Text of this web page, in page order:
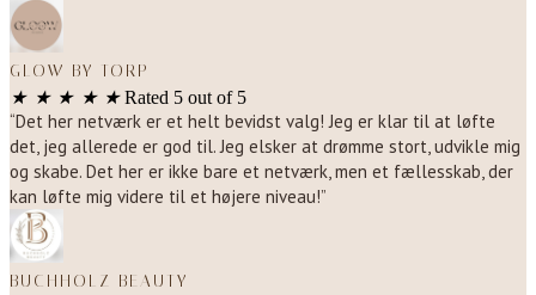
GLOW BY TORP
★ ★ ★ ★ ★ Rated 5 out of 5
“Det her netværk er et helt bevidst valg! Jeg er klar til at løfte
det, jeg allerede er god til. Jeg elsker at drømme stort, udvikle mig
og skabe. Det her er ikke bare et netværk, men et fællesskab, der
kan løfte mig videre til et højere niveau!”
BUCHHOLZ BEAUTY